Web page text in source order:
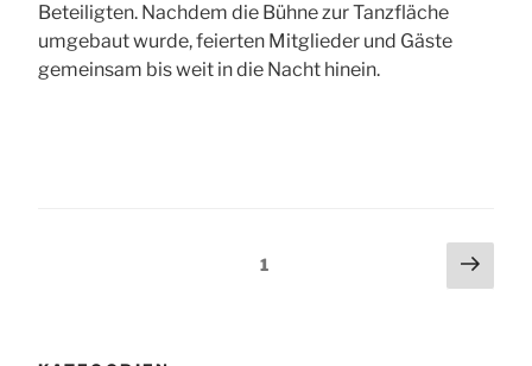
Beteiligten. Nachdem die Bühne zur Tanzfläche
umgebaut wurde, feierten Mitglieder und Gäste
gemeinsam bis weit in die Nacht hinein.
Seitennummerierung
Seite1